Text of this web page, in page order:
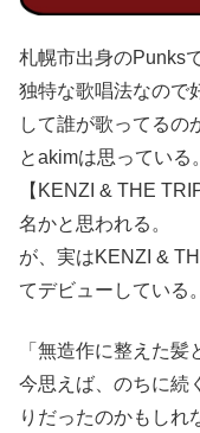
札幌市出身のPunks
独特な歌唱法なので
して誰が歌ってるの
とakimは思っている。
【KENZI & THE
名かと思われる。
が、実はKENZI &
てデビューしている。
「無造作に整えた髪
今思えば、のちに続
りだったのかもしれ